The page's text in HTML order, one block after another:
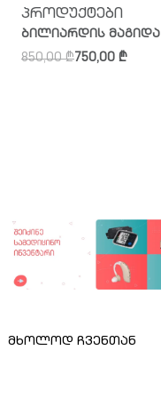
პროდუქტები
ბილიარდის მაგიდა
850,00₾750,00 ₾
მხოლოდ ჩვენთან